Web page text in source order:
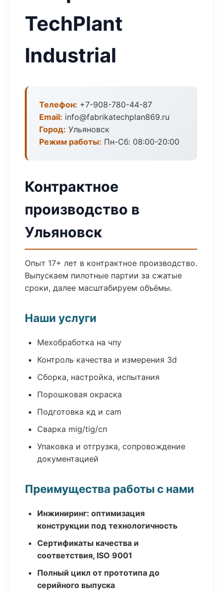
TechPlant
Industrial
Телефон: +7-908-780-44-87
Email: info@fabrikatechplan869.ru
Город: Ульяновск
Режим работы: Пн-Сб: 08:00-20:00
Контрактное
производство в
Ульяновск
Опыт 17+ лет в контрактное производство.
Выпускаем пилотные партии за сжатые
сроки, далее масштабируем объёмы.
Наши услуги
Мехобработка на чпу
Контроль качества и измерения 3d
Сборка, настройка, испытания
Порошковая окраска
Подготовка кд и cam
Сварка mig/tig/сп
Упаковка и отгрузка, сопровождение
документацией
Преимущества работы с нами
Инжиниринг: оптимизация
конструкции под технологичность
Сертификаты качества и
соответствия, ISO 9001
Полный цикл от прототипа до
серийного выпуска